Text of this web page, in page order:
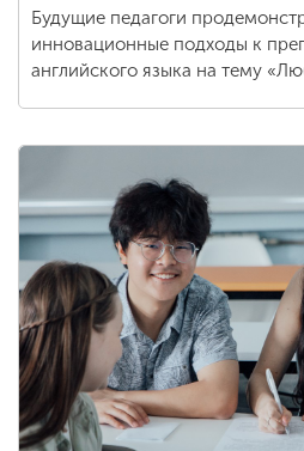
Будущие педагоги
инновационные подходы к
английского языка на тему